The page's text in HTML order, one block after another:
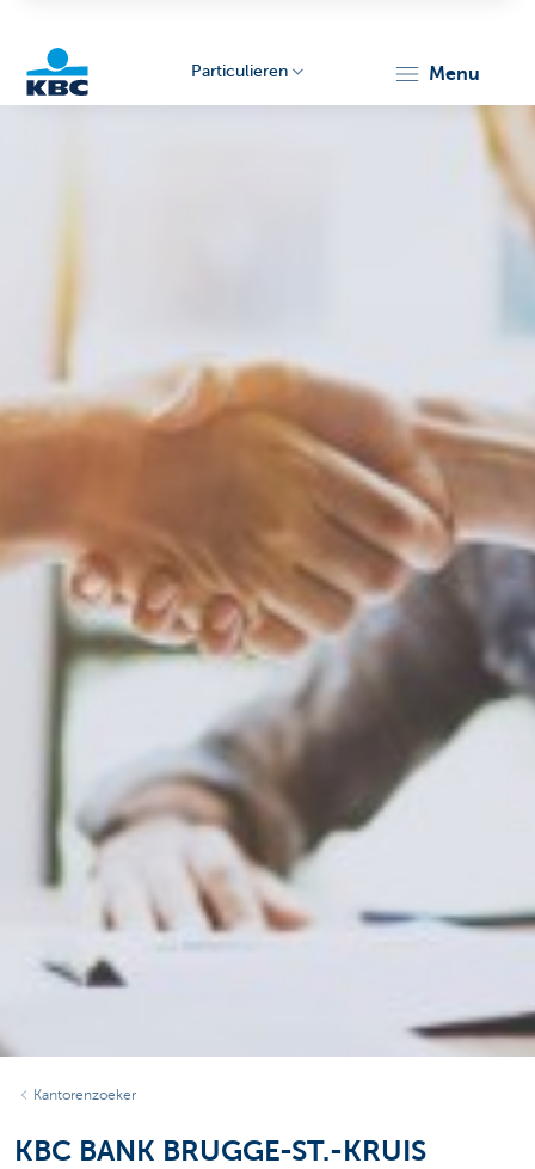
Particulieren menu
Kantorenzoeker
KBC BANK BRUGGE-ST.-KRUIS